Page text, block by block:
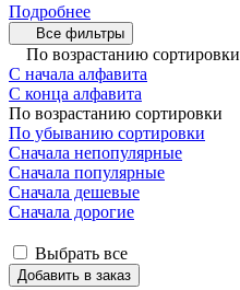
Подробнее
Все фильтры
По возрастанию сортировки
С начала алфавита
С конца алфавита
По возрастанию сортировки
По убыванию сортировки
Сначала непопулярные
Сначала популярные
Сначала дешевые
Сначала дорогие
Выбрать все
Добавить в заказ